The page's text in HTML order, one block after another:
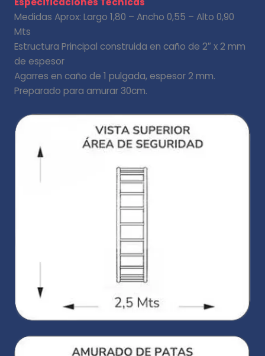
Medidas Aprox: Largo 1,80 – Ancho 0,55 – Alto 0,90
Mts
Estructura Principal construida en caño de 2″ x 2 mm
de espesor
Agarres en caño de 1 pulgada, espesor 2 mm.
Preparado para amurar 30cm.